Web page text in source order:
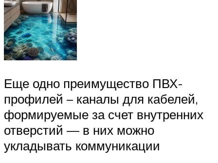
Еще одно преимущество ПВХ-
профилей – каналы для кабелей,
формируемые за счет внутренних
отверстий — в них можно
укладывать коммуникации